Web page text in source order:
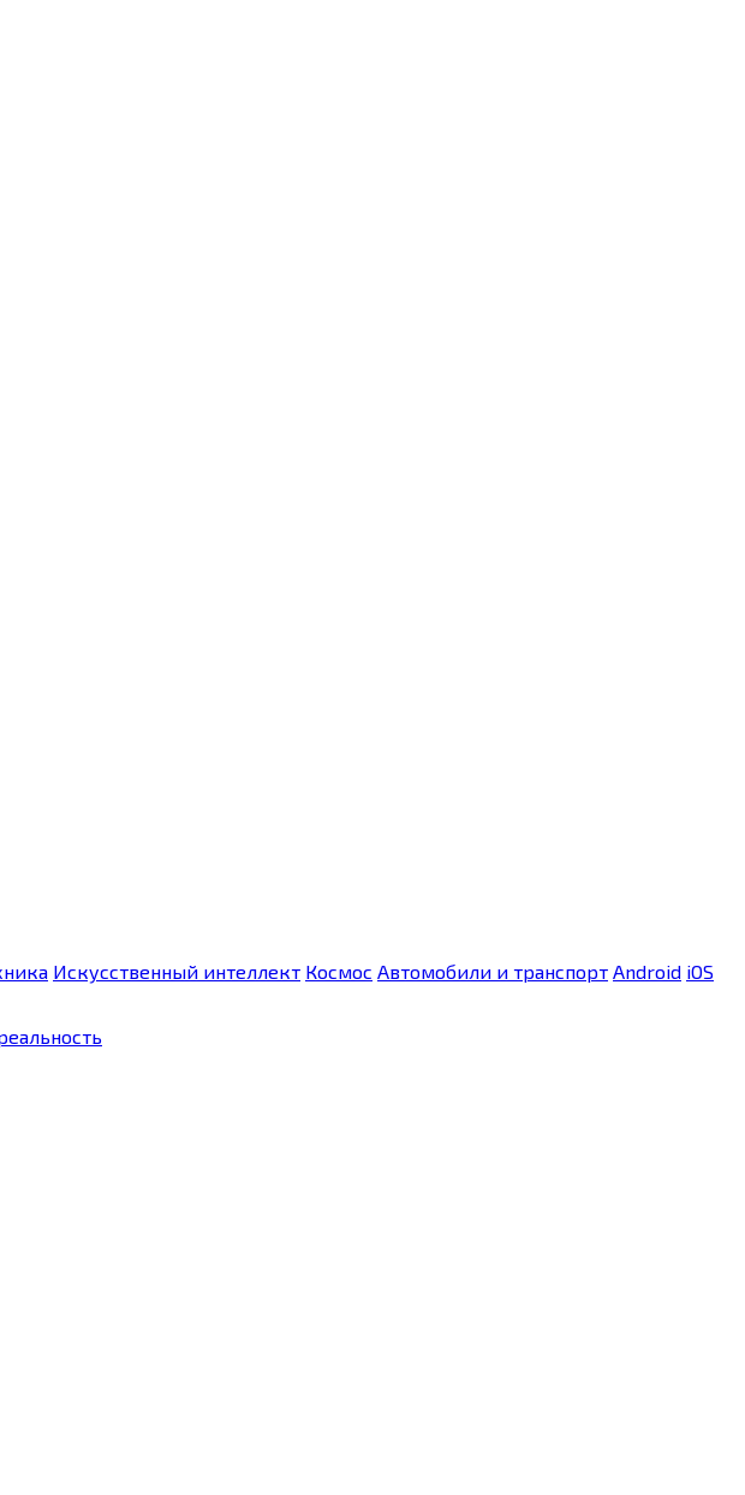
Искусственный интеллект Космос Автомобили и транспорт Android iOS